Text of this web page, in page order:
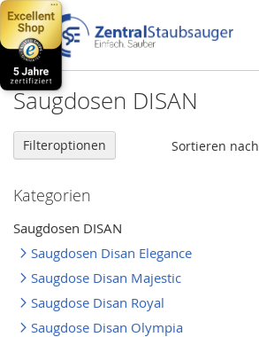
Direkt
zum
Inhalt
Saugdosen DISAN
Sortieren nach
Kategorien
Saugdosen DISAN
Saugdosen Disan Elegance
Saugdose Disan Majestic
Saugdose Disan Royal
Saugdose Disan Olympia
Filteroptionen